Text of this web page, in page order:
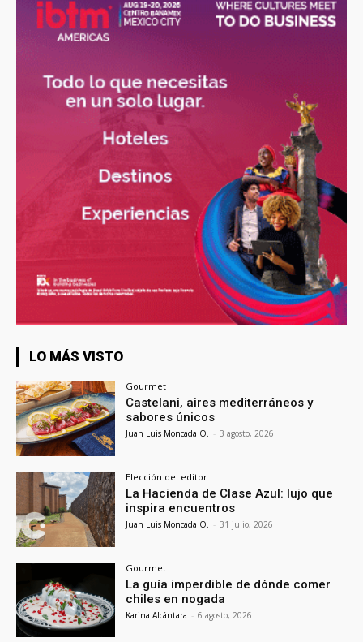
LO MÁS VISTO
Gourmet
Castelani, aires mediterráneos y
sabores únicos
Juan Luis Moncada O. - 3 agosto, 2026
Elección del editor
La Hacienda de Clase Azul: lujo que
inspira encuentros
Juan Luis Moncada O. - 31 julio, 2026
Gourmet
La guía imperdible de dónde comer
chiles en nogada
Karina Alcántara - 6 agosto, 2026